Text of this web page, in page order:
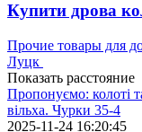
Купити дрова
Прочие товары для
Луцк
Показать расстояние
Пропонуємо: колоті
вільха. Чурки 35-4
2025-11-24 16:20:45